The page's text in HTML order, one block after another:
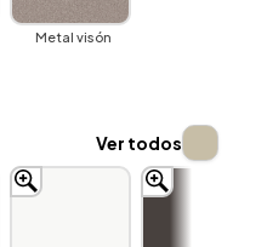
Metal visón
Ver todos